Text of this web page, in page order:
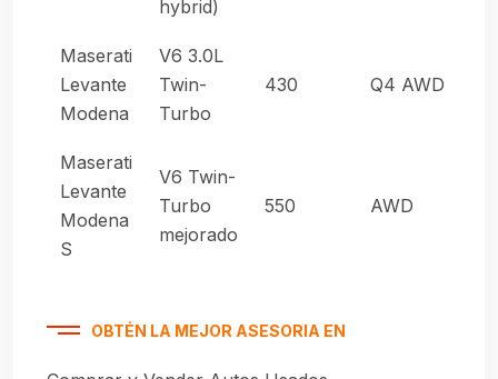
hybrid)
Maserati
Levante
Modena
V6 3.0L
Twin-
Turbo
430 Q4 AWD
Maserati
Levante
Modena
S
V6 Twin-
Turbo
mejorado
550 AWD
OBTÉN LA MEJOR ASESORIA EN